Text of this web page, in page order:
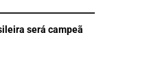
será campeã